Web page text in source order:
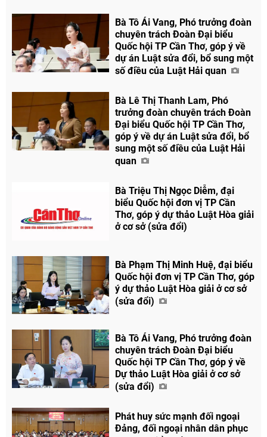
Bà Tô Ái Vang, Phó trưởng đoàn
chuyên trách Đoàn Đại biểu
Quốc hội TP Cần Thơ, góp ý về
dự án Luật sửa đổi, bổ sung một
số điều của Luật Hải quan
Bà Lê Thị Thanh Lam, Phó
trưởng đoàn chuyên trách Đoàn
Đại biểu Quốc hội TP Cần Thơ,
góp ý về dự án Luật sửa đổi, bổ
sung một số điều của Luật Hải
quan
Bà Triệu Thị Ngọc Diễm, đại
biểu Quốc hội đơn vị TP Cần
Thơ, góp ý dự thảo Luật Hòa giải
ở cơ sở (sửa đổi)
Bà Phạm Thị Minh Huệ, đại biểu
Quốc hội đơn vị TP Cần Thơ, góp
ý dự thảo Luật Hòa giải ở cơ sở
(sửa đổi)
Bà Tô Ái Vang, Phó trưởng đoàn
chuyên trách Đoàn Đại biểu
Quốc hội TP Cần Thơ, góp ý về
Dự thảo Luật Hòa giải ở cơ sở
(sửa đổi)
Phát huy sức mạnh đối ngoại
Đảng, đối ngoại nhân dân phục